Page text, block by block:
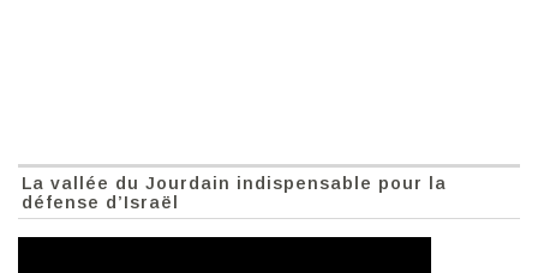
La vallée du Jourdain indispensable pour la
défense d’Israël